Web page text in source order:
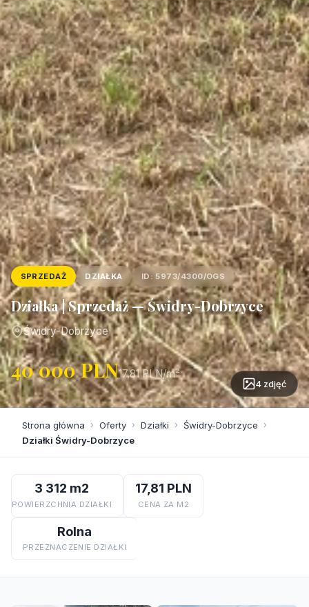
SPRZEDAŻ DZIAŁKA ID: 5973/4300/OGS
Działka | Sprzedaż — Świdry-Dobrzyce
Świdry-Dobrzyce
40 000 PLN17,81 PLN/m²
4 zdjęć
Strona główna › Oferty › Działki › Świdry-Dobrzyce ›
Działki Świdry-Dobrzyce
3 312 m2
POWIERZCHNIA DZIAŁKI
17,81 PLN
CENA ZA M2
Rolna
PRZEZNACZENIE DZIAŁKI